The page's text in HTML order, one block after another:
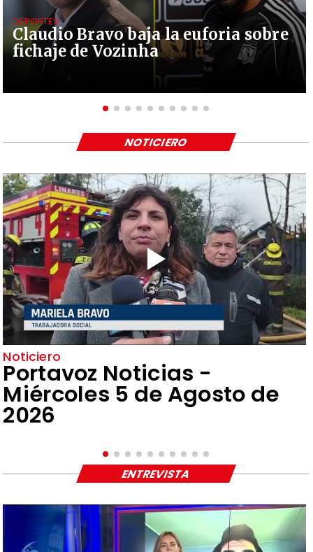
Claudio Bravo baja la euforia sobre
fichaje de Vozinha
DEPORTES
Noticiero
Portavoz Noticias -
Miércoles 5 de Agosto de
2026
NOTICIERO
ENTREVISTA